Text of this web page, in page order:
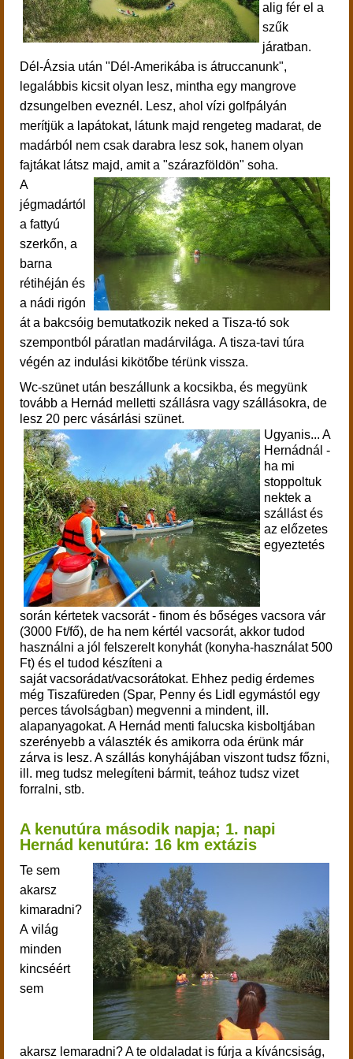
alig fér el a
szűk
járatban.
Dél-Ázsia után "Dél-Amerikába is átruccanunk",
legalábbis kicsit olyan lesz, mintha egy mangrove
dzsungelben eveznél. Lesz, ahol vízi golfpályán
merítjük a lapátokat, látunk majd rengeteg madarat, de
madárból nem csak darabra lesz sok, hanem olyan
fajtákat látsz majd, amit a "szárazföldön" soha.
A
jégmadártól
a fattyú
szerkőn, a
barna
rétihéján és
a nádi rigón
át a bakcsóig bemutatkozik neked a Tisza-tó sok
szempontból páratlan madárvilága. A tisza-tavi túra
végén az indulási kikötőbe térünk vissza.
Wc-szünet után beszállunk a kocsikba, és megyünk
tovább a Hernád melletti szállásra vagy szállásokra, de
lesz 20 perc vásárlási szünet.
Ugyanis... A
Hernádnál -
ha mi
stoppoltuk
nektek a
szállást és
az előzetes
egyeztetés
során kértetek vacsorát - finom és bőséges vacsora vár
(3000 Ft/fő), de ha nem kértél vacsorát, akkor tudod
használni a jól felszerelt konyhát (konyha-használat 500
Ft) és el tudod készíteni a
saját vacsorádat/vacsorátokat. Ehhez pedig érdemes
még Tiszafüreden (Spar, Penny és Lidl egymástól egy
perces távolságban) megvenni a mindent, ill.
alapanyagokat. A Hernád menti falucska kisboltjában
szerényebb a választék és amikorra oda érünk már
zárva is lesz. A szállás konyhájában viszont tudsz főzni,
ill. meg tudsz melegíteni bármit, teához tudsz vizet
forralni, stb.
A kenutúra második napja; 1. napi
Hernád kenutúra: 16 km extázis
Te sem
akarsz
kimaradni?
A világ
minden
kincséért
sem
akarsz lemaradni? A te oldaladat is fúrja a kíváncsiság,